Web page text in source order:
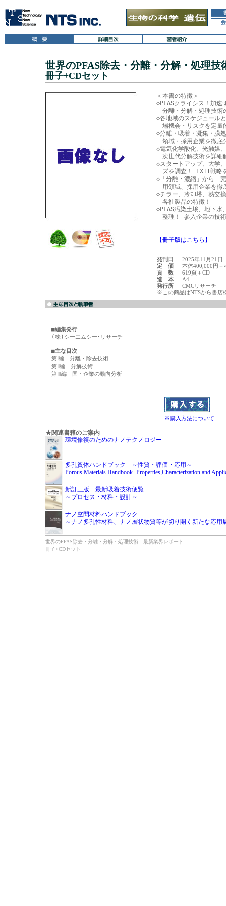
世界のPFAS除去・分離・分解・処理
冊子+CDセット
＜本書の特徴＞
◇PFASクライシス！加速
分離・分解・処理技術
◇各地域のスケジュール
場機会・リスクを定量
◇分離・吸着・凝集・膜
領域・採用企業を徹底
◇電気化学酸化、光触媒
次世代分解技術を詳細
◇スタートアップ、大学
ズを調査！ EXIT戦略
◇「分離・濃縮」から「
用領域、採用企業を徹
◇チラー、冷却塔、熱交
各社製品の特徴！
◇PFAS汚染土壌、地下水
整理！ 参入企業の技
【冊子版はこちら】
発刊日
2025年11月21日
定 価
本体400,000円＋
頁 数
619頁＋CD
造 本
A4
発行所
CMCリサーチ
※この商品はNTSから書店
■編集発行
(株)シーエムシー･リサーチ
■主な目次
第Ⅰ編　分離・除去技術
第Ⅱ編　分解技術
第Ⅲ編　国・企業の動向分析
※購入方法について
★関連書籍のご案内
環境修復のためのナノテクノロジー
多孔質体ハンドブック ～性質・評価・応用～
Porous Materials Handbook -Properties,Characterization and
新訂三版 最新吸着技術便覧
～プロセス・材料・設計～
ナノ空間材料ハンドブック
～ナノ多孔性材料、ナノ層状物質等が切り開く新たな応用
世界のPFAS除去・分離・分解・処理技術 最新業界レポート
冊子+CDセット